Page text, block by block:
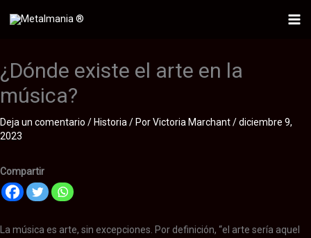
¿Dónde existe el arte en la
música?
Deja un comentario / Historia / PorVictoria Marchant/diciembre 9,
2023
Compartir
La música es arte, sin excepciones. Por definición, “el arte sería aquel